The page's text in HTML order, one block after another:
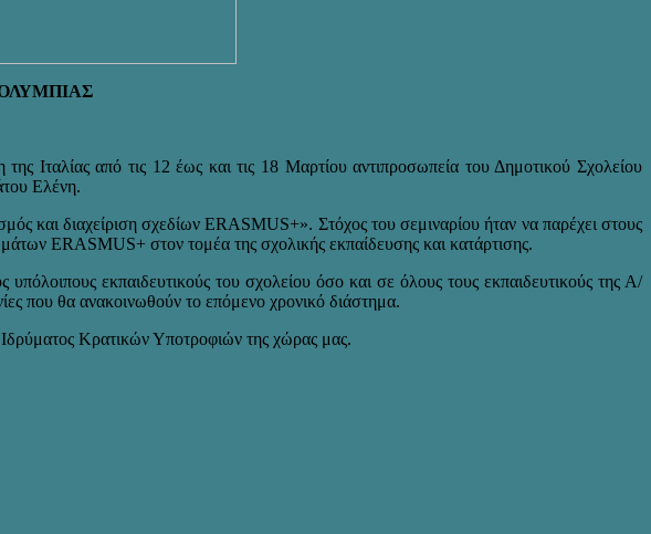
από τις 12 έως και τις 18 Μαρτίου αντιπροσωπεία του Δημοτικού Σχολείου
Ελένη.
και διαχείριση σχεδίων ERASMUS+». Στόχος του σεμιναρίου ήταν να παρέχει στους
ERASMUS+ στον τομέα της σχολικής εκπαίδευσης και κατάρτισης.
εκπαιδευτικούς του σχολείου όσο και σε όλους τους εκπαιδευτικούς της Α/
που θα ανακοινωθούν το επόμενο χρονικό διάστημα.
Κρατικών Υποτροφιών της χώρας μας.